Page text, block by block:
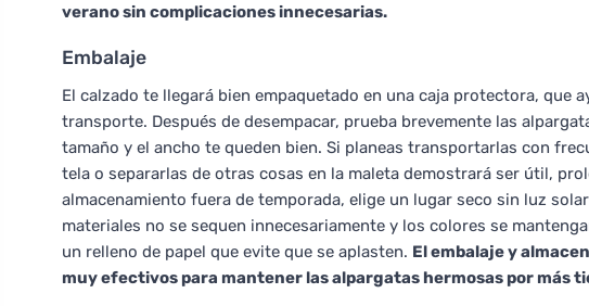
verano sin complicaciones innecesarias.
Embalaje
El calzado te llegará bien empaquetado en una caja protectora, que
transporte. Después de desempacar, prueba brevemente las
tamaño y el ancho te queden bien. Si planeas transportarlas con
tela o separarlas de otras cosas en la maleta demostrará ser útil,
almacenamiento fuera de temporada, elige un lugar seco sin luz
materiales no se sequen innecesariamente y los colores se
un relleno de papel que evite que se aplasten. El embalaje y
muy efectivos para mantener las alpargatas hermosas por más